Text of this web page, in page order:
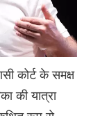
कोर्ट के समक्ष
की यात्रा